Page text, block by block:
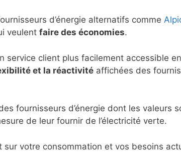
d’énergie alternatifs comme
veulent faire des économies.
service client plus facilement accessible
et la réactivité affichées des
fournisseurs d’énergie dont les valeurs
de leur fournir de l’électricité verte.
votre consommation et vos besoins